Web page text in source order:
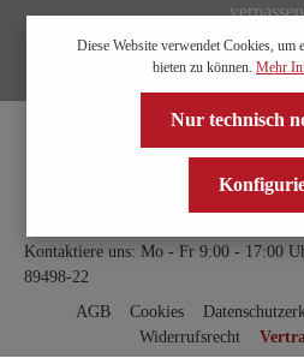
Kontaktiere uns: Mo - Fr 9:00 - 17:00
89498-22
AGB
Cookies
Widerrufsrecht
Diese Website verwendet Cookies, um
bieten zu können. Mehr
Nur technisch